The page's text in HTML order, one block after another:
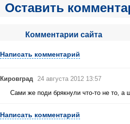
Оставить
Комментарии сайта
Написать комментарий
Кировград 24 августа 2012 13:57
Сами же поди брякнули что-то не то, а
Написать комментарий